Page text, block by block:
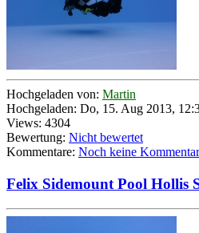
Hochgeladen von: Martin
Hochgeladen: Do, 15. Aug 2013,
Views: 4304
Bewertung: Nicht bewertet
Kommentare: Noch keine
Felix Sidemount Pool Hollis